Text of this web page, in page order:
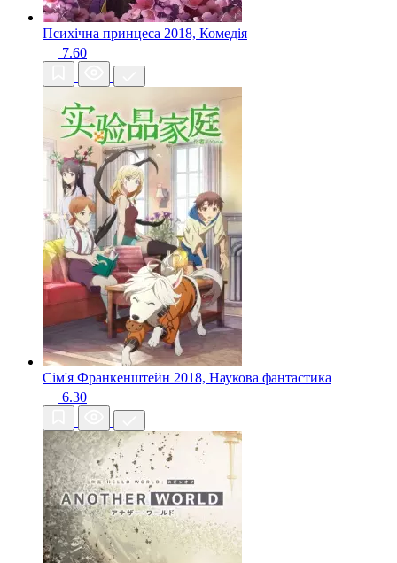
Психічна принцеса 2018, Комедія
7.60
Сім'я Франкенштейн 2018, Наукова фантастика
6.30